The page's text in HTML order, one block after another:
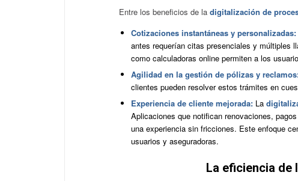
Entre los beneficios de la digitalización de
Cotizaciones instantáneas y personalizadas:
antes requerían citas presenciales y múltiples
como calculadoras online permiten a los
Agilidad en la gestión de pólizas y
clientes pueden resolver estos trámites en
Experiencia de cliente mejorada: La
Aplicaciones que notifican renovaciones,
una experiencia sin fricciones. Este enfoque
usuarios y aseguradoras.
La eficiencia de